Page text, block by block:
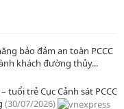
bảo đảm an toàn PCCC
khách đường thủy...
tuổi trẻ Cục Cảnh sát PCCC
(30/07/2026)